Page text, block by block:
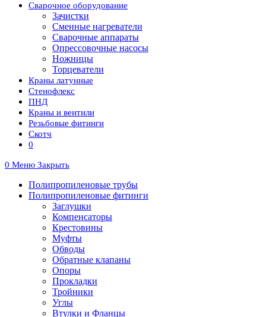
Сварочное оборудование
Зачистки
Сменные нагреватели
Сварочные аппараты
Опрессовочные насосы
Ножницы
Торцеватели
Краны латунные
Стенофлекс
ПНД
Краны и вентили
Резьбовые фитинги
Скотч
0
0 Меню Закрыть
Полипропиленовые трубы
Полипропиленовые фитинги
Заглушки
Компенсаторы
Крестовины
Муфты
Обводы
Обратные клапаны
Опоры
Прокладки
Тройники
Углы
Втулки и Фланцы